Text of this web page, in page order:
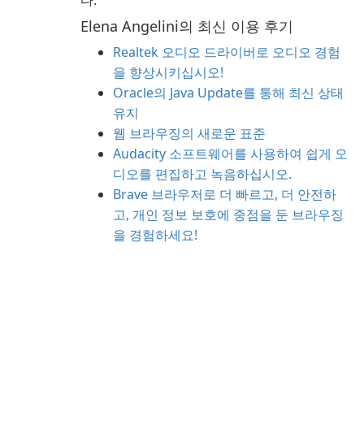
Elena Angelini의 최신 이용 후기
Realtek 오디오 드라이버로 오디오 경험
을 향상시키십시오!
Oracle의 Java Update를 통해 최신 상태
유지
웹 브라우징의 새로운 표준
Audacity 소프트웨어를 사용하여 쉽게 오
디오를 편집하고 녹음하십시오.
Brave 브라우저로 더 빠르고, 더 안전하
고, 개인 정보 보호에 중점을 둔 브라우징
을 경험하세요!